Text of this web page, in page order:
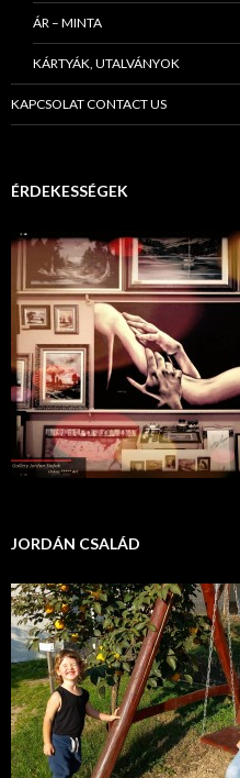
ÁR – MINTA
KÁRTYÁK, UTALVÁNYOK
KAPCSOLAT CONTACT US
ÉRDEKESSÉGEK
JORDÁN CSALÁD